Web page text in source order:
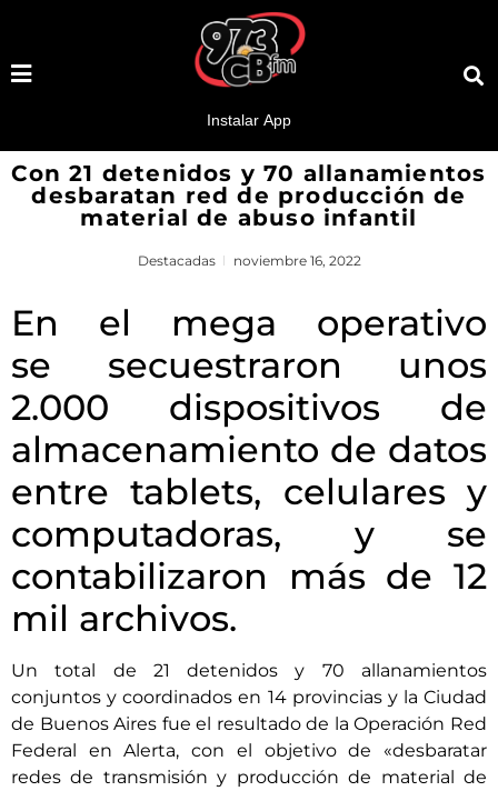
Con 21 detenidos y 70 allanamientos
desbaratan red de producción de
material de abuso infantil
Destacadas noviembre 16, 2022
En el mega operativo
se secuestraron unos
2.000 dispositivos de
almacenamiento de datos
entre tablets, celulares y
computadoras, y se
contabilizaron más de 12
mil archivos.
Un total de 21 detenidos y 70 allanamientos
conjuntos y coordinados en 14 provincias y la Ciudad
de Buenos Aires fue el resultado de la Operación Red
Federal en Alerta, con el objetivo de «desbaratar
redes de transmisión y producción de material de